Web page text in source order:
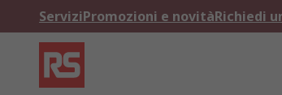
ServiziPromozioni e novitàRichiedi